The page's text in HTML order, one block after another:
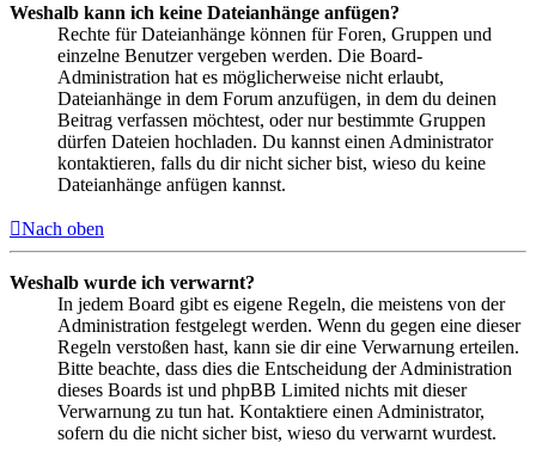
Weshalb kann ich keine Dateianhänge anfügen?
Rechte für Dateianhänge können für Foren, Gruppen und
einzelne Benutzer vergeben werden. Die Board-
Administration hat es möglicherweise nicht erlaubt,
Dateianhänge in dem Forum anzufügen, in dem du deinen
Beitrag verfassen möchtest, oder nur bestimmte Gruppen
dürfen Dateien hochladen. Du kannst einen Administrator
kontaktieren, falls du dir nicht sicher bist, wieso du keine
Dateianhänge anfügen kannst.
Nach oben
Weshalb wurde ich verwarnt?
In jedem Board gibt es eigene Regeln, die meistens von der
Administration festgelegt werden. Wenn du gegen eine dieser
Regeln verstoßen hast, kann sie dir eine Verwarnung erteilen.
Bitte beachte, dass dies die Entscheidung der Administration
dieses Boards ist und phpBB Limited nichts mit dieser
Verwarnung zu tun hat. Kontaktiere einen Administrator,
sofern du die nicht sicher bist, wieso du verwarnt wurdest.